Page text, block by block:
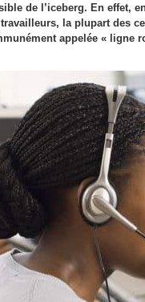
de l’iceberg. En effet,
la plupart des
appelée « ligne